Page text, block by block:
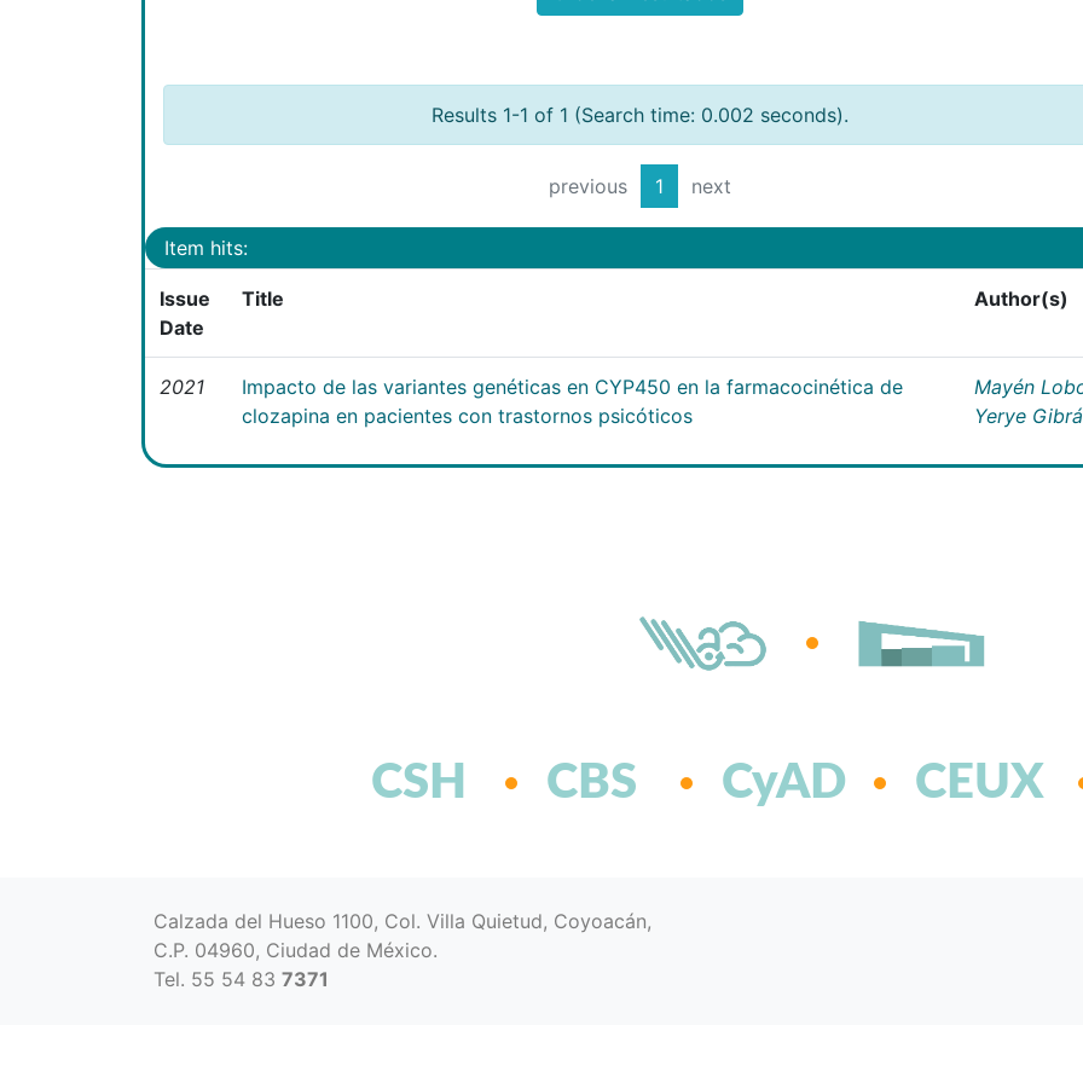
Results 1-1 of 1 (Search time: 0.002 seconds).
previous 1 next
Item hits:
Issue
Date
Title Author(s)
2021
Impacto de las variantes genéticas en CYP450 en la farmacocinética de
clozapina en pacientes con trastornos psicóticos
Mayén
Yerye
CSH CBS CyAD CEUX
Calzada del Hueso 1100, Col. Villa Quietud, Coyoacán,
C.P. 04960, Ciudad de México.
Tel. 55 54 83 7371